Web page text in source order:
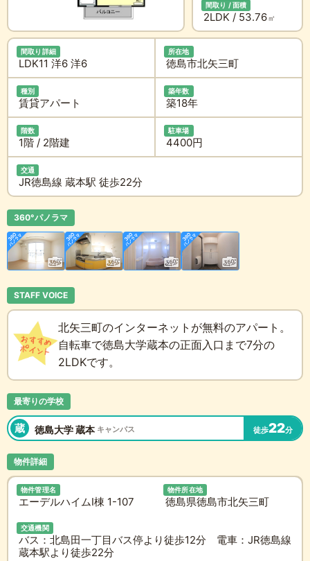
間取り / 面積
2LDK / 53.76㎡
間取り詳細
LDK11 洋6 洋6
所在地
徳島市北矢三町
種別
賃貸アパート
築年数
築18年
階数
1階 / 2階建
駐車場
4400円
交通
JR徳島線 蔵本駅 徒歩22分
360°パノラマ
STAFF VOICE
北矢三町のインターネットが無料のアパート。
自転車で徳島大学蔵本の正面入口まで7分の
2LDKです。
最寄りの学校
蔵 徳島大学 蔵本 キャンパス 徒歩22分
物件詳細
物件管理名
エーデルハイムI棟 1-107
物件所在地
徳島県徳島市北矢三町
交通機関
バス：北島田一丁目バス停より徒歩12分 電車：JR徳島線
蔵本駅より徒歩22分